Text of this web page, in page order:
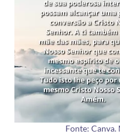
Fonte: Canva.